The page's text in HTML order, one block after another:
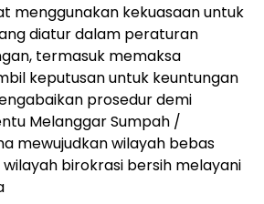
menggunakan kekuasaan untuk
diatur dalam peraturan
termasuk memaksa
keputusan untuk keuntungan
prosedur demi
Melanggar Sumpah /
mewujudkan wilayah bebas
birokrasi bersih melayani